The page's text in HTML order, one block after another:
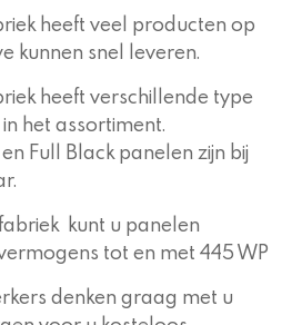
heeft veel producten op
kunnen snel leveren.
heeft verschillende type
het assortiment.
Full Black panelen zijn bij
kunt u panelen
tot en met 445 WP
denken graag met u